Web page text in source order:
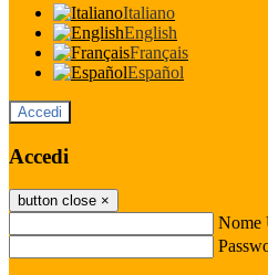
Italiano
English
Français
Español
Accedi
Accedi
button close ×
Nome